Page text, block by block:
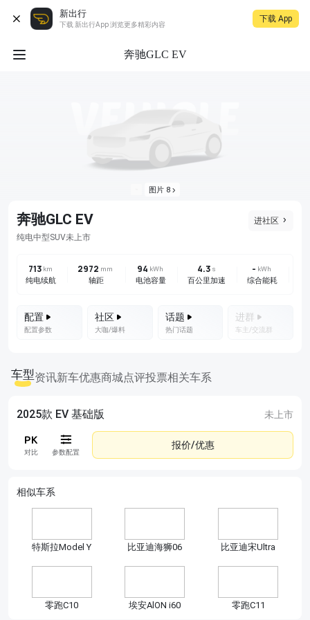
新出行
下载 新出行App 浏览更多精彩内容
下载 App
奔驰GLC EV
图片 8
进社区
奔驰GLC EV
纯电中型SUV未上市
713 km
纯电续航
2972 mm
轴距
94 kWh
电池容量
4.3 s
百公里加速
- kWh
综合能耗
配置
配置参数
社区
大咖/爆料
话题
热门话题
进群
车主/交流群
车型资讯新车优惠商城点评投票相关车系
2025款 EV 基础版 未上市
对比 参数配置
报价/优惠
相似车系
特斯拉Model Y 比亚迪海狮06 比亚迪宋Ultra
零跑C10 埃安AlON i60 零跑C11